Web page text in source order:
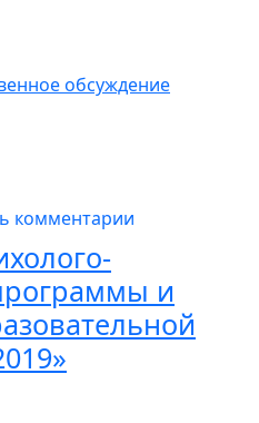
обсуждение
проект
комментарии
и